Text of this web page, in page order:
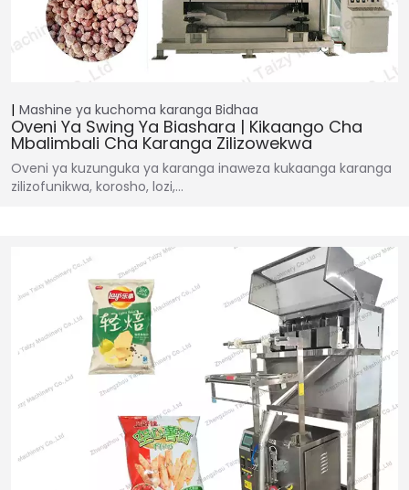
Mashine ya kuchoma karanga Bidhaa
Oveni Ya Swing Ya Biashara | Kikaango Cha
Mbalimbali Cha Karanga Zilizowekwa
Oveni ya kuzunguka ya karanga inaweza kukaanga karanga
zilizofunikwa, korosho, lozi,…